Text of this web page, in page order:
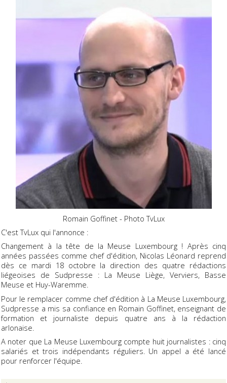
Romain Goffinet - Photo TvLux
C'est TvLux qui l'annonce :
Changement à la tête de la Meuse Luxembourg ! Après cinq
années passées comme chef d'édition, Nicolas Léonard reprend
dès ce mardi 18 octobre la direction des quatre rédactions
liégeoises de Sudpresse : La Meuse Liège, Verviers, Basse
Meuse et Huy-Waremme.
Pour le remplacer comme chef d'édition à La Meuse Luxembourg,
Sudpresse a mis sa confiance en Romain Goffinet, enseignant de
formation et journaliste depuis quatre ans à la rédaction
arlonaise.
A noter que La Meuse Luxembourg compte huit journalistes : cinq
salariés et trois indépendants réguliers. Un appel a été lancé
pour renforcer l'équipe.